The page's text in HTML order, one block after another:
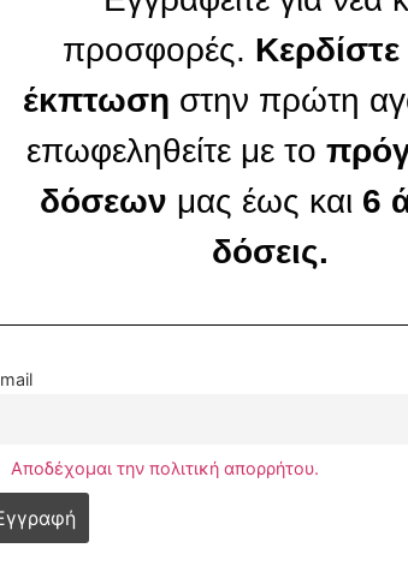
προσφορές.
έκπτωση στην πρώτη
επωφεληθείτε με το
δόσεων μας έως και 6
δόσεις.
Αποδέχομαι την πολιτική απορρήτου.